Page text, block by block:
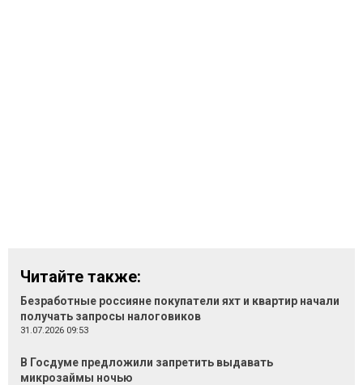
Читайте также:
Безработные россияне покупатели яхт и квартир начали
получать запросы налоговиков
31.07.2026 09:53
В Госдуме предложили запретить выдавать
микрозаймы ночью